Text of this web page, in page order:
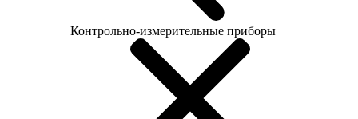
Контрольно-измерительные приборы